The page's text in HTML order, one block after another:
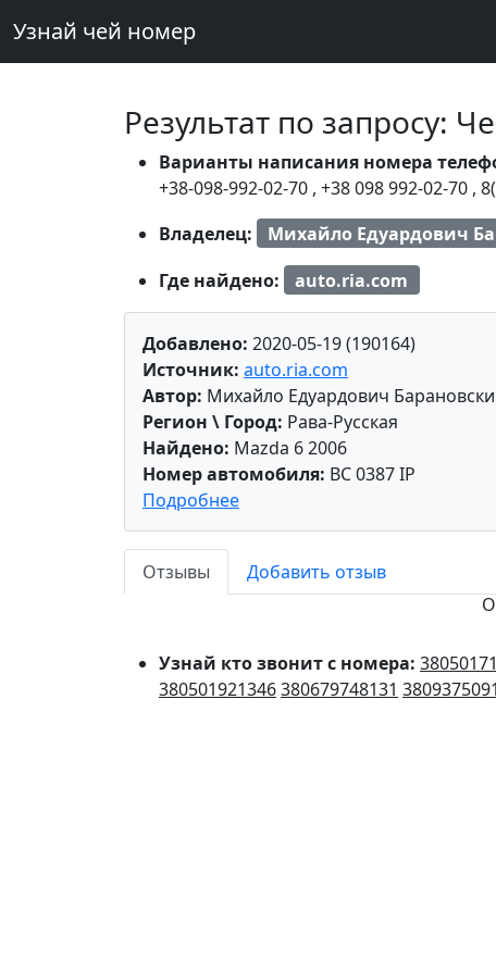
Узнай чей номер
Результат по запросу:
Варианты написания номера
+38-098-992-02-70 , +38 098 992-02-70 ,
Владелец:
Михайло Едуардович
Где найдено:
auto.ria.com
Добавлено: 2020-05-19 (190164)
Источник: auto.ria.com
Автор: Михайло Едуардович
Регион \ Город: Рава-Русская
Найдено: Mazda 6 2006
Номер автомобиля: BC 0387 IP
Подробнее
Отзывы
Добавить отзыв
Узнай кто звонит с номера:
380501921346380679748131